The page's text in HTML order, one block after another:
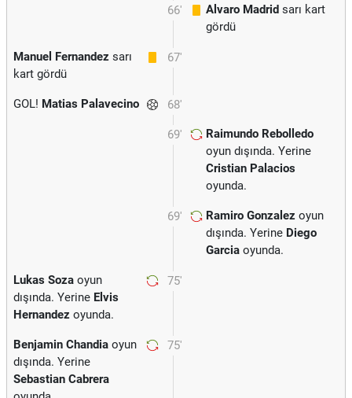
66' Alvaro Madrid sarı kart
gördü
67'
Manuel Fernandez sarı
kart gördü
68'
GOL! Matias Palavecino
69'
Raimundo Rebolledo
oyun dışında. Yerine
Cristian Palacios
oyunda.
69' Ramiro Gonzalez oyun
dışında. Yerine Diego
Garcia oyunda.
75'
Lukas Soza oyun
dışında. Yerine Elvis
Hernandez oyunda.
75'
Benjamin Chandia oyun
dışında. Yerine
Sebastian Cabrera